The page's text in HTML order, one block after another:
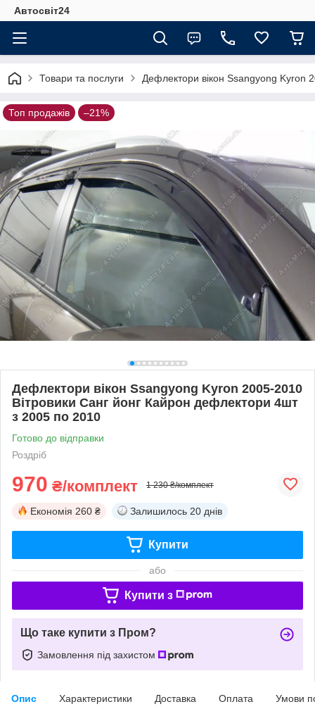
Автосвіт24
Товари та послуги Дефлектори вікон Ssangyong Kyron
Топ продажів –21%
Дефлектори вікон Ssangyong Kyron 2005-2010
Вітровики Санг йонг Кайрон дефлектори 4шт
з 2005 по 2010
Готово до відправки
Роздріб
970 ₴/комплект 1 230 ₴/комплект
Економія 260 ₴ Залишилось 20 днів
Купити
або
Купити з
Що таке купити з Пром?
Замовлення під захистом
Опис Характеристики Доставка Оплата Умови